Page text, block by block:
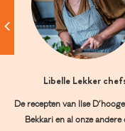
Libelle Lekker
De recepten van Ilse
Bekkari en al onze andere